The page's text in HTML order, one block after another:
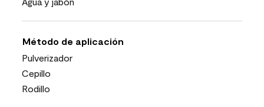
Método de aplicación
Pulverizador
Cepillo
Rodillo